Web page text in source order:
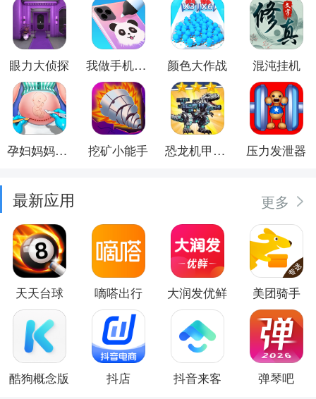
眼力大侦探 我做手机壳特好看 颜色大作战 混沌挂机
孕妇妈妈日记 挖矿小能手 恐龙机甲射手 压力发泄器
最新应用 更多
天天台球 嘀嗒出行 大润发优鲜 美团骑手
酷狗概念版 抖店 抖音来客 弹琴吧